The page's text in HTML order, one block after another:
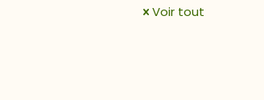
Voir tout